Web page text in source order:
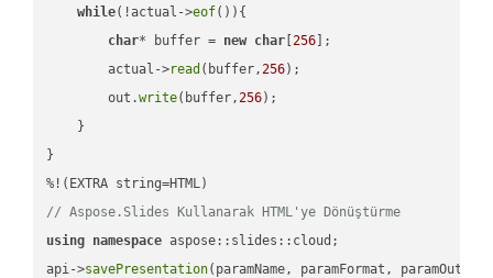
while(!actual->eof()){
char* buffer = new char [256 ];
        actual->
read (buffer,256);
        out.
write(buffer,256);
    }
}
// Aspose.Slides Kullanarak HTML'ye Dönüştürme
using namespace aspose::slides::cloud;
api->savePresentation(paramName, paramFormat,